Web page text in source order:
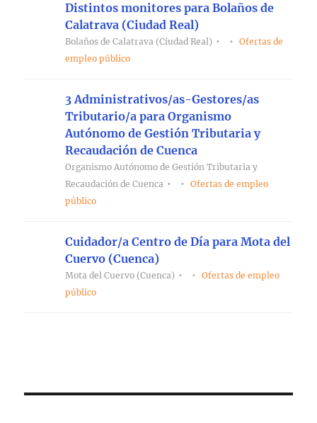
Distintos monitores para Bolaños de
Calatrava (Ciudad Real)
Bolaños de Calatrava (Ciudad Real)
Ofertas de
empleo público
3 Administrativos/as-Gestores/as
Tributario/a para Organismo
Autónomo de Gestión Tributaria y
Recaudación de Cuenca
Organismo Autónomo de Gestión Tributaria y
Recaudación de Cuenca
Ofertas de empleo
público
Cuidador/a Centro de Día para Mota del
Cuervo (Cuenca)
Mota del Cuervo (Cuenca)
Ofertas de empleo
público